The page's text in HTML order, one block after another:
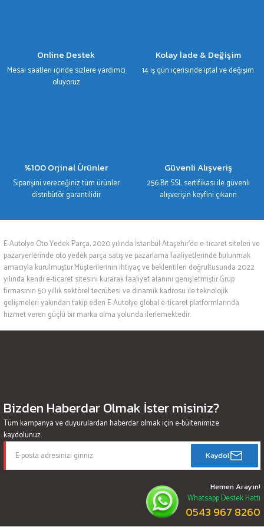
Online Destek
Mesai saatleri içinde sizlere yardımcı
oluyoruz
Kolay İade & Değişim
14 iş gün içerisinde iptal ve değişim
%100 Orjinal Ürünler
Siparişini vereceğiniz tüm ürünler
distribütör garantilidir
Güvenli Alışveriş
256 Bit SSL sertifikası ile güvenli
alışverişin keyfini çıkarın
E-Autolye Oto Yedek Parça, 2020 yılında İstanbul Ataşehir’de e-ticaret siteleri ve
pazaryerlerinde oto yedek parça satış ve pazarlama faaliyetlerinde bulunmak
amacıyla kurulmuştur.Müşterilerinin ihtiyaç ve beklentileri doğrultusunda 2022
yılında kendi e-ticaret sitesini kurarak faaliyet alanını genişletmiştir.Grup
firmasının 50 yıllık sektörel tecrübesi ve dinamik kadrosu ile teknolojik
gelişmeleri yakından takip eden E-Autolye global e-ticaret platformlarında
hizmet veren güçlü bir marka olma yolunda ilerlemektedir.
Bizden Haberdar Olmak İster misiniz?
Tüm kampanya ve duyurulardan haberdar olmak için e-bültenimize
kaydolunuz.
Kaydol
Hemen Arayın!
Whatsapp Destek Hattı
0543 967 8260